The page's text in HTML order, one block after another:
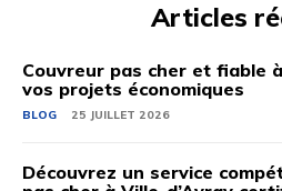
Articles
Couvreur pas cher et fiable
vos projets économiques
BLOG 25 JUILLET 2026
Découvrez un service